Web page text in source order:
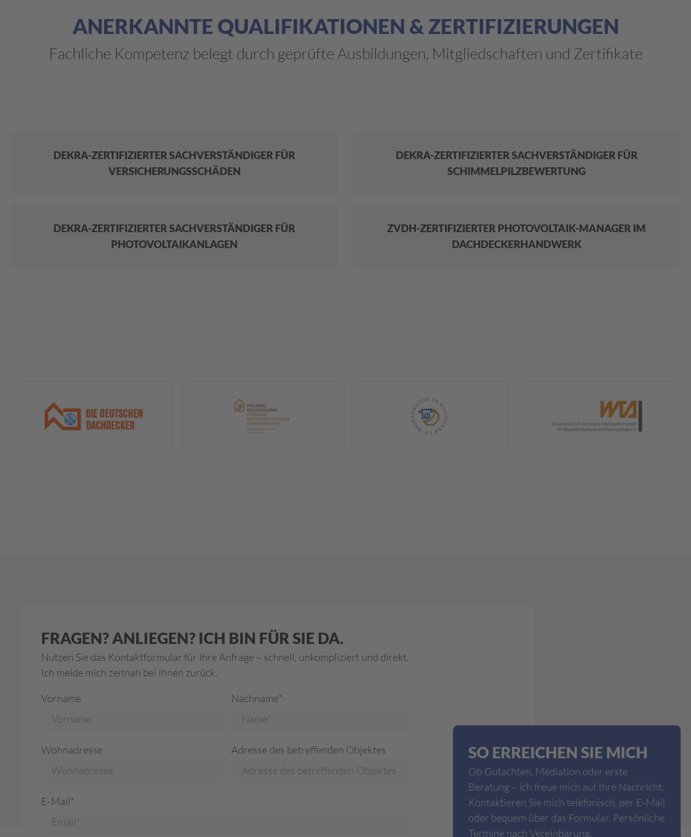
ANERKANNTE QUALIFIKATIONEN & ZERTIFIZIERUNGEN
Fachliche Kompetenz belegt durch geprüfte Ausbildungen, Mitgliedschaften und Zertifikate
DEKRA-ZERTIFIZIERTER SACHVERSTÄNDIGER FÜR
VERSICHERUNGSSCHÄDEN
DEKRA-ZERTIFIZIERTER SACHVERSTÄNDIGER FÜR
SCHIMMELPILZBEWERTUNG
DEKRA-ZERTIFIZIERTER SACHVERSTÄNDIGER FÜR
PHOTOVOLTAIKANLAGEN
ZVDH-ZERTIFIZIERTER PHOTOVOLTAIK-MANAGER IM
DACHDECKERHANDWERK
FRAGEN? ANLIEGEN? ICH BIN FÜR SIE DA.
Nutzen Sie das Kontaktformular für Ihre Anfrage – schnell, unkompliziert und direkt.
Ich melde mich zeitnah bei Ihnen zurück.
Vorname
Nachname*
Wohnadresse Adresse des betreffenden Objektes
E-Mail*
SO ERREICHEN SIE MICH
Ob Gutachten, Mediation oder erste
Beratung – ich freue mich auf Ihre Nachricht.
Kontaktieren Sie mich telefonisch, per E-Mail
oder bequem über das Formular. Persönliche
Termine nach Vereinbarung.